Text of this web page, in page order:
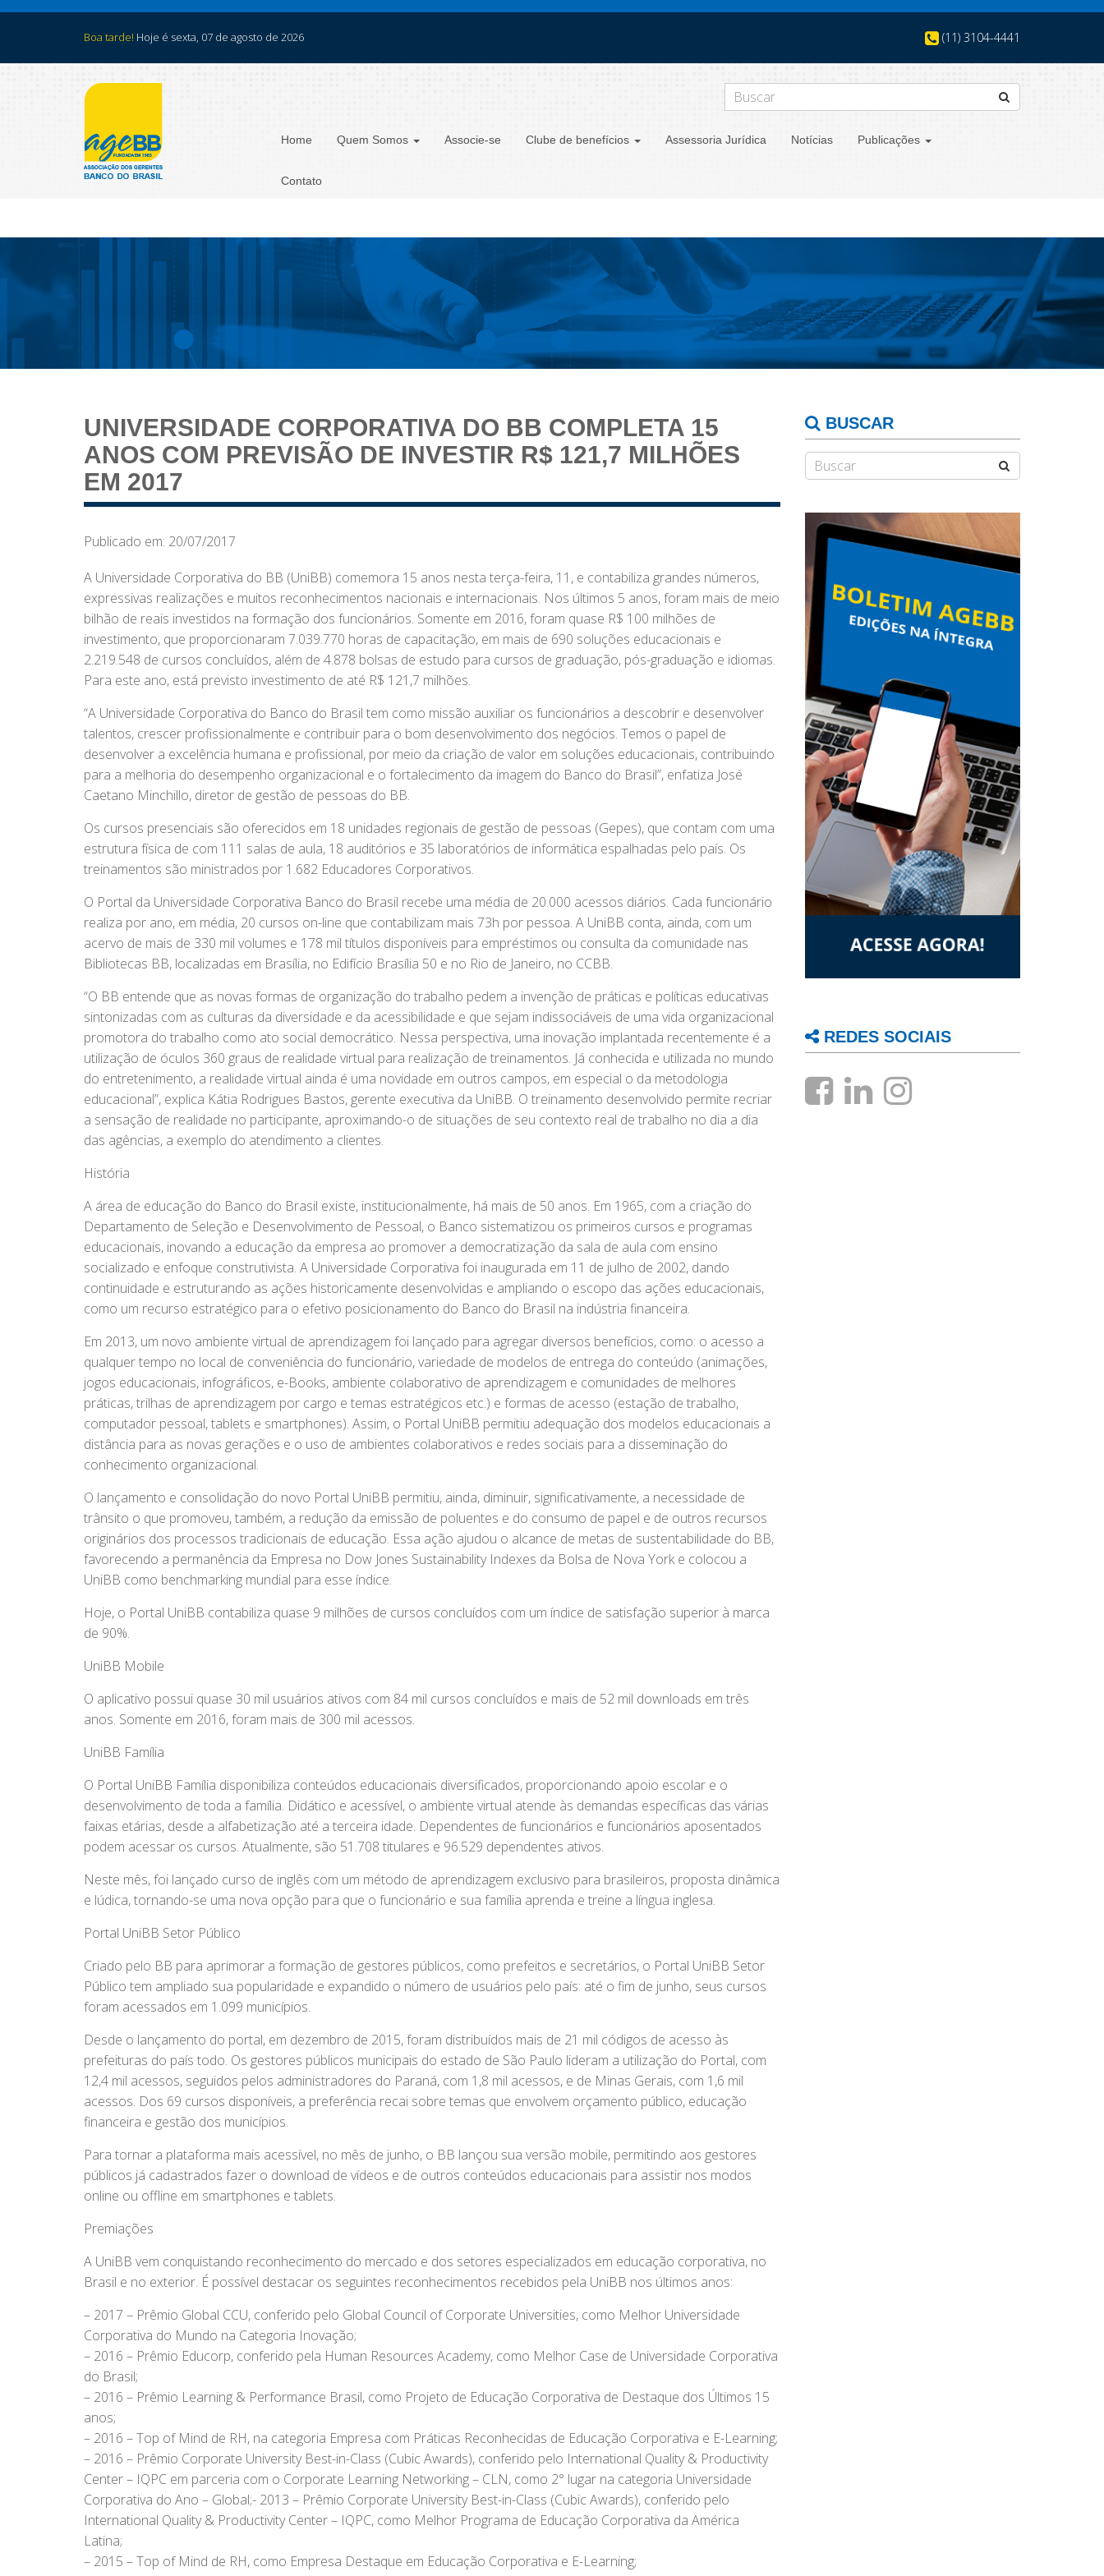
Boa tarde! Hoje é sexta, 07 de agosto de 2026 (11) 3104-4441
Home Quem Somos Associe-se Clube de benefícios Assessoria Jurídica Notícias Publicações
Contato
UNIVERSIDADE CORPORATIVA DO BB COMPLETA 15
ANOS COM PREVISÃO DE INVESTIR R$ 121,7 MILHÕES
EM 2017
Publicado em: 20/07/2017
A Universidade Corporativa do BB (UniBB) comemora 15 anos nesta terça-feira, 11, e contabiliza grandes números,
expressivas realizações e muitos reconhecimentos nacionais e internacionais. Nos últimos 5 anos, foram mais de meio
bilhão de reais investidos na formação dos funcionários. Somente em 2016, foram quase R$ 100 milhões de
investimento, que proporcionaram 7.039.770 horas de capacitação, em mais de 690 soluções educacionais e
2.219.548 de cursos concluídos, além de 4.878 bolsas de estudo para cursos de graduação, pós-graduação e idiomas.
Para este ano, está previsto investimento de até R$ 121,7 milhões.
“A Universidade Corporativa do Banco do Brasil tem como missão auxiliar os funcionários a descobrir e desenvolver
talentos, crescer profissionalmente e contribuir para o bom desenvolvimento dos negócios. Temos o papel de
desenvolver a excelência humana e profissional, por meio da criação de valor em soluções educacionais, contribuindo
para a melhoria do desempenho organizacional e o fortalecimento da imagem do Banco do Brasil”, enfatiza José
Caetano Minchillo, diretor de gestão de pessoas do BB.
Os cursos presenciais são oferecidos em 18 unidades regionais de gestão de pessoas (Gepes), que contam com uma
estrutura física de com 111 salas de aula, 18 auditórios e 35 laboratórios de informática espalhadas pelo país. Os
treinamentos são ministrados por 1.682 Educadores Corporativos.
O Portal da Universidade Corporativa Banco do Brasil recebe uma média de 20.000 acessos diários. Cada funcionário
realiza por ano, em média, 20 cursos on-line que contabilizam mais 73h por pessoa. A UniBB conta, ainda, com um
acervo de mais de 330 mil volumes e 178 mil títulos disponíveis para empréstimos ou consulta da comunidade nas
Bibliotecas BB, localizadas em Brasília, no Edifício Brasília 50 e no Rio de Janeiro, no CCBB.
“O BB entende que as novas formas de organização do trabalho pedem a invenção de práticas e políticas educativas
sintonizadas com as culturas da diversidade e da acessibilidade e que sejam indissociáveis de uma vida organizacional
promotora do trabalho como ato social democrático. Nessa perspectiva, uma inovação implantada recentemente é a
utilização de óculos 360 graus de realidade virtual para realização de treinamentos. Já conhecida e utilizada no mundo
do entretenimento, a realidade virtual ainda é uma novidade em outros campos, em especial o da metodologia
educacional”, explica Kátia Rodrigues Bastos, gerente executiva da UniBB. O treinamento desenvolvido permite recriar
a sensação de realidade no participante, aproximando-o de situações de seu contexto real de trabalho no dia a dia
das agências, a exemplo do atendimento a clientes.
História
A área de educação do Banco do Brasil existe, institucionalmente, há mais de 50 anos. Em 1965, com a criação do
Departamento de Seleção e Desenvolvimento de Pessoal, o Banco sistematizou os primeiros cursos e programas
educacionais, inovando a educação da empresa ao promover a democratização da sala de aula com ensino
socializado e enfoque construtivista. A Universidade Corporativa foi inaugurada em 11 de julho de 2002, dando
continuidade e estruturando as ações historicamente desenvolvidas e ampliando o escopo das ações educacionais,
como um recurso estratégico para o efetivo posicionamento do Banco do Brasil na indústria financeira.
Em 2013, um novo ambiente virtual de aprendizagem foi lançado para agregar diversos benefícios, como: o acesso a
qualquer tempo no local de conveniência do funcionário, variedade de modelos de entrega do conteúdo (animações,
jogos educacionais, infográficos, e-Books, ambiente colaborativo de aprendizagem e comunidades de melhores
práticas, trilhas de aprendizagem por cargo e temas estratégicos etc.) e formas de acesso (estação de trabalho,
computador pessoal, tablets e smartphones). Assim, o Portal UniBB permitiu adequação dos modelos educacionais a
distância para as novas gerações e o uso de ambientes colaborativos e redes sociais para a disseminação do
conhecimento organizacional.
O lançamento e consolidação do novo Portal UniBB permitiu, ainda, diminuir, significativamente, a necessidade de
trânsito o que promoveu, também, a redução da emissão de poluentes e do consumo de papel e de outros recursos
originários dos processos tradicionais de educação. Essa ação ajudou o alcance de metas de sustentabilidade do BB,
favorecendo a permanência da Empresa no Dow Jones Sustainability Indexes da Bolsa de Nova York e colocou a
UniBB como benchmarking mundial para esse índice.
Hoje, o Portal UniBB contabiliza quase 9 milhões de cursos concluídos com um índice de satisfação superior à marca
de 90%.
UniBB Mobile
O aplicativo possui quase 30 mil usuários ativos com 84 mil cursos concluídos e mais de 52 mil downloads em três
anos. Somente em 2016, foram mais de 300 mil acessos.
UniBB Família
O Portal UniBB Família disponibiliza conteúdos educacionais diversificados, proporcionando apoio escolar e o
desenvolvimento de toda a família. Didático e acessível, o ambiente virtual atende às demandas específicas das várias
faixas etárias, desde a alfabetização até a terceira idade. Dependentes de funcionários e funcionários aposentados
podem acessar os cursos. Atualmente, são 51.708 titulares e 96.529 dependentes ativos.
Neste mês, foi lançado curso de inglês com um método de aprendizagem exclusivo para brasileiros, proposta dinâmica
e lúdica, tornando-se uma nova opção para que o funcionário e sua família aprenda e treine a língua inglesa.
Portal UniBB Setor Público
Criado pelo BB para aprimorar a formação de gestores públicos, como prefeitos e secretários, o Portal UniBB Setor
Público tem ampliado sua popularidade e expandido o número de usuários pelo país: até o fim de junho, seus cursos
foram acessados em 1.099 municípios.
Desde o lançamento do portal, em dezembro de 2015, foram distribuídos mais de 21 mil códigos de acesso às
prefeituras do país todo. Os gestores públicos municipais do estado de São Paulo lideram a utilização do Portal, com
12,4 mil acessos, seguidos pelos administradores do Paraná, com 1,8 mil acessos, e de Minas Gerais, com 1,6 mil
acessos. Dos 69 cursos disponíveis, a preferência recai sobre temas que envolvem orçamento público, educação
financeira e gestão dos municípios.
Para tornar a plataforma mais acessível, no mês de junho, o BB lançou sua versão mobile, permitindo aos gestores
públicos já cadastrados fazer o download de vídeos e de outros conteúdos educacionais para assistir nos modos
online ou offline em smartphones e tablets.
Premiações
A UniBB vem conquistando reconhecimento do mercado e dos setores especializados em educação corporativa, no
Brasil e no exterior. É possível destacar os seguintes reconhecimentos recebidos pela UniBB nos últimos anos:
– 2017 – Prêmio Global CCU, conferido pelo Global Council of Corporate Universities, como Melhor Universidade
Corporativa do Mundo na Categoria Inovação;
– 2016 – Prêmio Educorp, conferido pela Human Resources Academy, como Melhor Case de Universidade Corporativa
do Brasil;
– 2016 – Prêmio Learning & Performance Brasil, como Projeto de Educação Corporativa de Destaque dos Últimos 15
anos;
– 2016 – Top of Mind de RH, na categoria Empresa com Práticas Reconhecidas de Educação Corporativa e E-Learning;
– 2016 – Prêmio Corporate University Best-in-Class (Cubic Awards), conferido pelo International Quality & Productivity
Center – IQPC em parceria com o Corporate Learning Networking – CLN, como 2° lugar na categoria Universidade
Corporativa do Ano – Global;- 2013 – Prêmio Corporate University Best-in-Class (Cubic Awards), conferido pelo
International Quality & Productivity Center – IQPC, como Melhor Programa de Educação Corporativa da América
Latina;
– 2015 – Top of Mind de RH, como Empresa Destaque em Educação Corporativa e E-Learning;
BUSCAR
REDES SOCIAIS